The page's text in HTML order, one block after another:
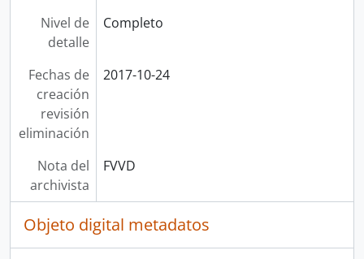
Nivel de
detalle
Completo
Fechas de
creación
revisión
eliminación
2017-10-24
Nota del
archivista
FVVD
Objeto digital metadatos